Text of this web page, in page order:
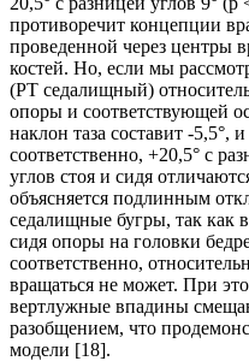
противоречит концепции
проведенной через центры
костей. Но, если мы
(PT седалищный)
опоры и соответствующей
наклон таза составит -5,5°,
соответственно, +20,5° с
углов стоя и сидя
объясняется подлинным
седалищные бугры, так как
сидя опоры на головки
соответственно,
вращаться не может. При
вертлужные впадины
разобщением, что
модели [18].